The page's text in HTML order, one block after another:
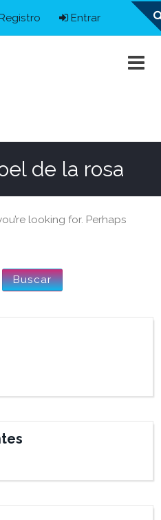
Entrar
de la rosa
looking for. Perhaps